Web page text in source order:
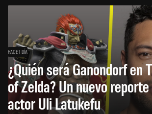
HACE 1 DÍA
¿Quién será Ganondorf en
of Zelda? Un nuevo
actor Uli Latukefu